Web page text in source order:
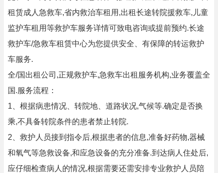
租赁成人急救车,省内救治车租用,出租长途转院援救车,儿童
监护车租用等救护车服务详情可致电咨询或提前预约.长途
救护车/急救车租赁中心为您提供安全、有保障的转运救护
车服务.
全/国出租公司,正规救护车,急救车出租服务机构,业务覆盖全
国.服务流程：
1、根据病患情况、转院地、道路状况,气候等.确定是否换
乘,不具备转院条件的患者禁止转院.
2、救护人员接到指令后,根据患者的信息,准备好药物,器械
和氧气等急救设备,和应急设备的充分准备.到达病人住处后,
应仔细检查病人的情况,根据需要还需安排专业救护人员陪